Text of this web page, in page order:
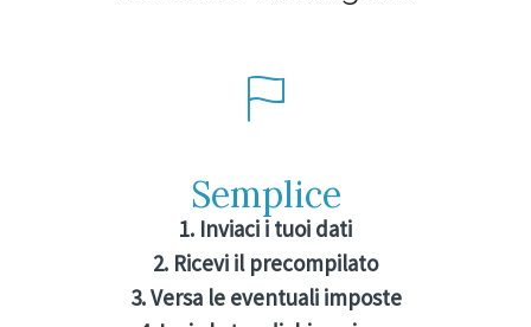
Semplice
1. Inviaci i tuoi dati
2. Ricevi il precompilato
3. Versa le eventuali imposte